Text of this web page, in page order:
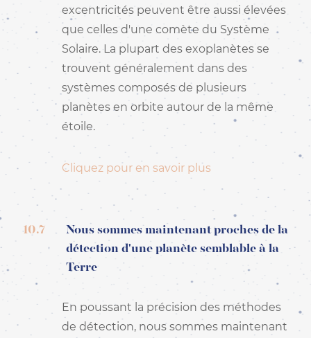
excentricités peuvent être aussi élevées
que celles d'une comète du Système
Solaire. La plupart des exoplanètes se
trouvent généralement dans des
systèmes composés de plusieurs
planètes en orbite autour de la même
étoile.
Cliquez pour en savoir plus
10.7
Nous sommes maintenant proches de la
détection d'une planète semblable à la
Terre
En poussant la précision des méthodes
de détection, nous sommes maintenant